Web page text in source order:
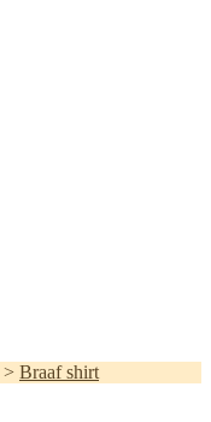
> Braaf shirt